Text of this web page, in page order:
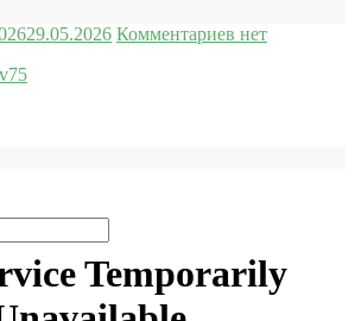
29.05.2026 Комментариев нет